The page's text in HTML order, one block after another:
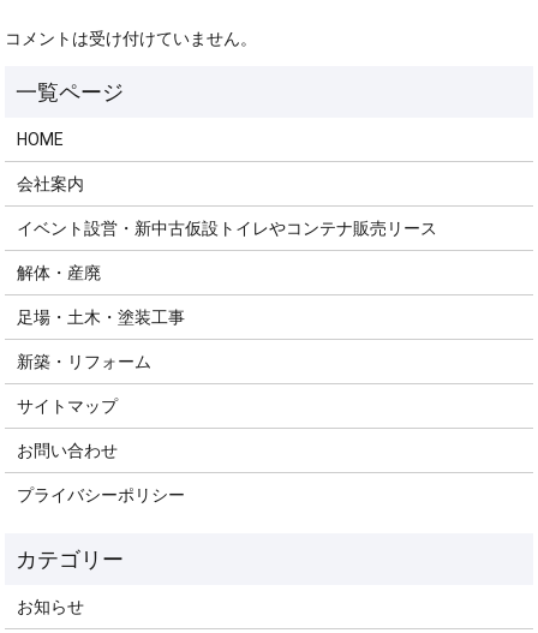
コメントは受け付けていません。
HOME
会社案内
イベント設営・新中古仮設トイレやコンテナ販売リース
解体・産廃
足場・土木・塗装工事
新築・リフォーム
サイトマップ
お問い合わせ
プライバシーポリシー
お知らせ